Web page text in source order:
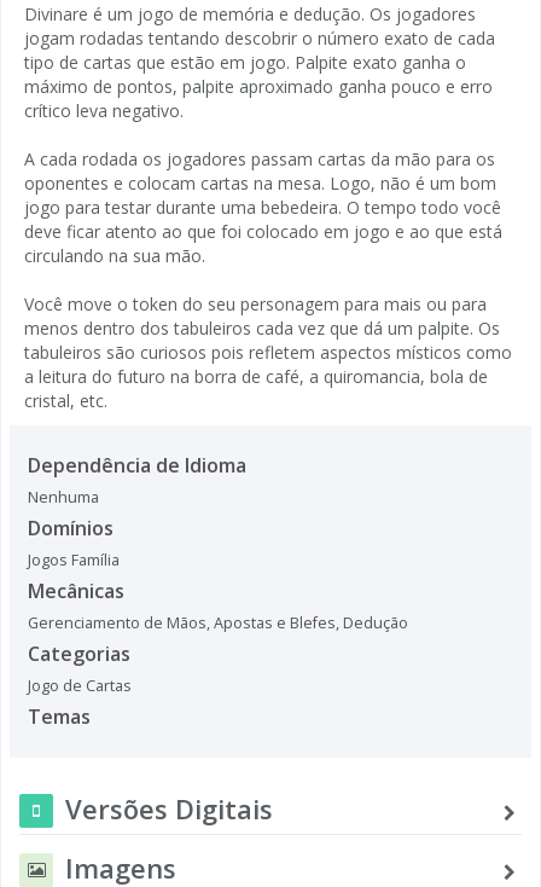
Divinare é um jogo de memória e dedução. Os jogadores
jogam rodadas tentando descobrir o número exato de cada
tipo de cartas que estão em jogo. Palpite exato ganha o
máximo de pontos, palpite aproximado ganha pouco e erro
crítico leva negativo.
A cada rodada os jogadores passam cartas da mão para os
oponentes e colocam cartas na mesa. Logo, não é um bom
jogo para testar durante uma bebedeira. O tempo todo você
deve ficar atento ao que foi colocado em jogo e ao que está
circulando na sua mão.
Você move o token do seu personagem para mais ou para
menos dentro dos tabuleiros cada vez que dá um palpite. Os
tabuleiros são curiosos pois refletem aspectos místicos como
a leitura do futuro na borra de café, a quiromancia, bola de
cristal, etc.
Dependência de Idioma
Nenhuma
Domínios
Jogos Família
Mecânicas
Gerenciamento de Mãos,Apostas e Blefes, Dedução
Categorias
Jogo de Cartas
Temas
Versões Digitais
Imagens